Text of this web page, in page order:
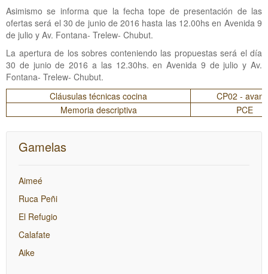
Asimismo se informa que la fecha tope de presentación de las
ofertas será el 30 de junio de 2016 hasta las 12.00hs en Avenida 9
de julio y Av. Fontana- Trelew- Chubut.
La apertura de los sobres conteniendo las propuestas será el día
30 de junio de 2016 a las 12.30hs. en Avenida 9 de julio y Av.
Fontana- Trelew- Chubut.
Cláusulas técnicas cocina
CP02 -
Memoria descriptiva
PCE
Gamelas
Aimeé
Ruca Peñi
El Refugio
Calafate
Aike